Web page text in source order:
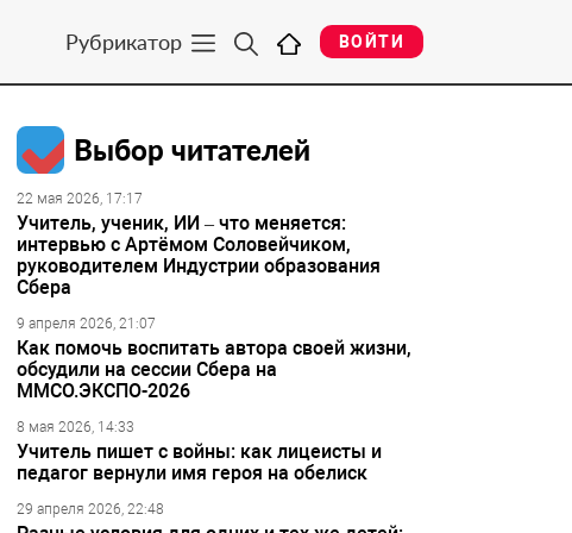
Рубрикатор ВОЙТИ
Выбор читателей
22 мая 2026, 17:17
Учитель, ученик, ИИ – что меняется:
интервью с Артёмом Соловейчиком,
руководителем Индустрии образования
Сбера
9 апреля 2026, 21:07
Как помочь воспитать автора своей жизни,
обсудили на сессии Сбера на
ММСО.ЭКСПО-2026
8 мая 2026, 14:33
Учитель пишет с войны: как лицеисты и
педагог вернули имя героя на обелиск
29 апреля 2026, 22:48